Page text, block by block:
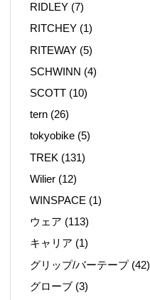
RIDLEY (7)
RITCHEY (1)
RITEWAY (5)
SCHWINN (4)
SCOTT (10)
tern (26)
tokyobike (5)
TREK (131)
Wilier (12)
WINSPACE (1)
ウェア (113)
キャリア (1)
グリップ/バーテープ(42)
グローブ (3)